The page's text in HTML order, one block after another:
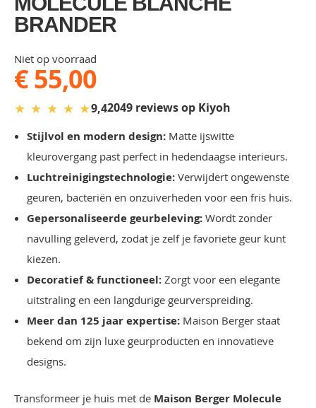
images
gallery
BRANDER
Niet op voorraad
€ 55,00
★ ★ ★ ★ ★9,42049 reviews op Kiyoh
Stijlvol en modern design: Matte ijswitte
kleurovergang past perfect in hedendaagse interieurs.
Luchtreinigingstechnologie: Verwijdert ongewenste
geuren, bacteriën en onzuiverheden voor een fris huis.
Gepersonaliseerde geurbeleving: Wordt zonder
navulling geleverd, zodat je zelf je favoriete geur kunt
kiezen.
Decoratief & functioneel: Zorgt voor een elegante
uitstraling en een langdurige geurverspreiding.
Meer dan 125 jaar expertise: Maison Berger staat
bekend om zijn luxe geurproducten en innovatieve
designs.
Transformeer je huis met de Maison Berger Molecule